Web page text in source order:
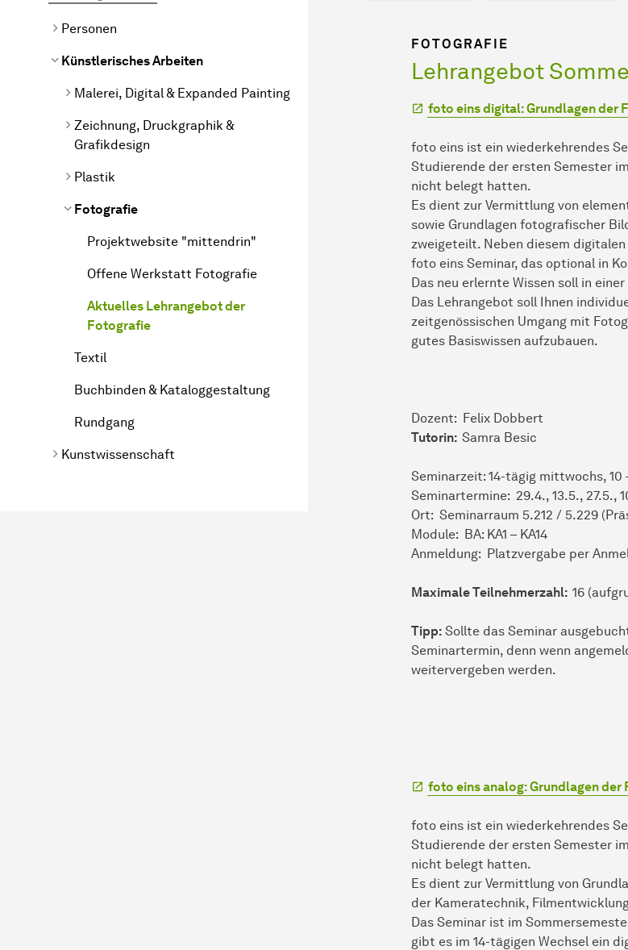
Personen
Künstlerisches Arbeiten
Malerei, Digital & Expanded Painting
Zeichnung, Druckgraphik &
Grafikdesign
Plastik
Fotografie
Projektwebsite "mittendrin"
Offene Werkstatt Fotografie
Aktuelles Lehrangebot der
Fotografie
Textil
Buchbinden & Kataloggestaltung
Rundgang
Kunstwissenschaft
FOTOGRAFIE
Lehrangebot
foto eins digital: Grundlagen der
foto eins ist ein wiederkehrendes
Studierende der ersten Semester
nicht belegt hatten.
Es dient zur Vermittlung von
sowie Grundlagen fotografischer
zweigeteilt. Neben diesem
foto eins Seminar, das optional in
Das neu erlernte Wissen soll in
Das Lehrangebot soll Ihnen
zeitgenössischen Umgang mit
gutes Basiswissen aufzubauen.
Dozent: Felix Dobbert
Tutorin: Samra Besic
Seminarzeit: 14-tägig mittwochs, 10
Seminartermine: 29.4., 13.5., 27.5.,
Ort: Seminarraum 5.212 / 5.229
Module: BA: KA1 – KA14
Anmeldung: Platzvergabe per
Maximale Teilnehmerzahl: 16
Tipp: Sollte das Seminar
Seminartermin, denn wenn
weitervergeben werden.
foto eins analog: Grundlagen der
foto eins ist ein wiederkehrendes
Studierende der ersten Semester
nicht belegt hatten.
Es dient zur Vermittlung von
der Kameratechnik,
Das Seminar ist im
gibt es im 14-tägigen Wechsel ein